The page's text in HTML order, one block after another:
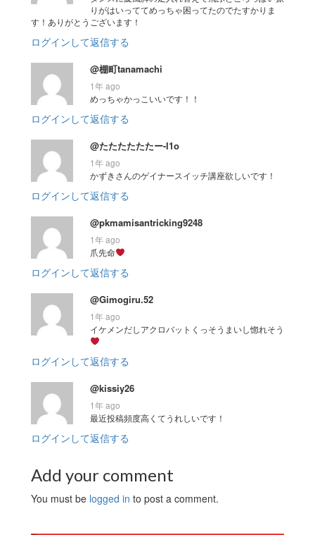
りがはいっててめっちゃ困ってたのでたすかりま
す！ありがとうございます！
ログインして返信する
@棚町tanamachi
1年 ago
めっちゃかっこいいです！！
ログインして返信する
@たたたたたたー-l1o
1年 ago
かずきさんのゲイナースイッチ講座欲しいです！
ログインして返信する
@pkmamisantricking9248
1年 ago
爪先命
ログインして返信する
@Gimogiru.52
1年 ago
イケメンだしアクロバットくっそうまいし惚れそう
ログインして返信する
@kissiy26
1年 ago
最近投稿頻度高くてうれしいです！
ログインして返信する
Add your comment
You must be logged in to post a comment.